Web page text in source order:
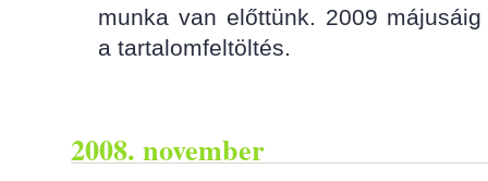
munka van előttünk. 2009
a tartalomfeltöltés.
2008. november